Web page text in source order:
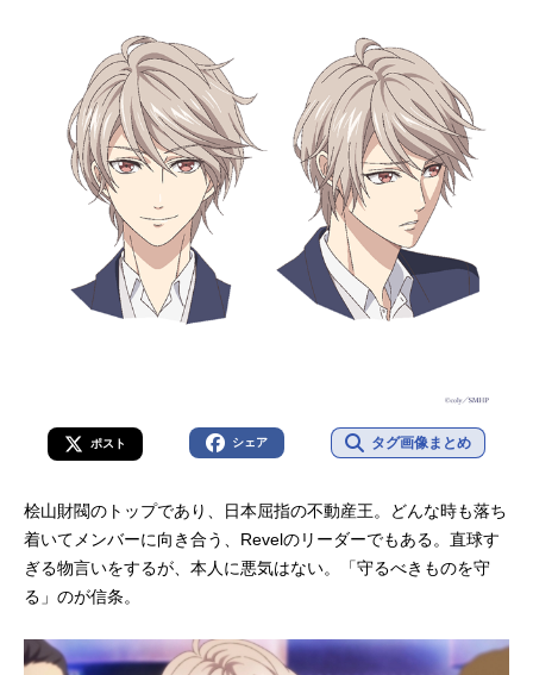
ポスト シェア タグ画像まとめ
桧山財閥のトップであり、日本屈指の不動産王。どんな時も落ち
着いてメンバーに向き合う、Revelのリーダーでもある。直球す
ぎる物言いをするが、本人に悪気はない。「守るべきものを守
る」のが信条。